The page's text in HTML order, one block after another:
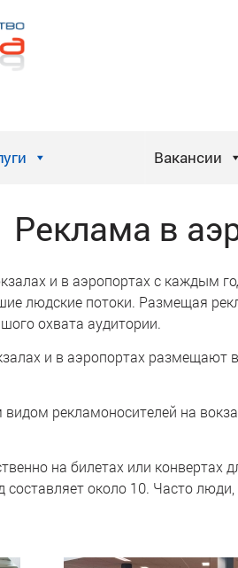
Вакансии
Реклама в
и в аэропортах с каждым
людские потоки. Размещая
охвата аудитории.
и в аэропортах
рекламоносителей на
на билетах или конвертах
составляет около 10. Часто